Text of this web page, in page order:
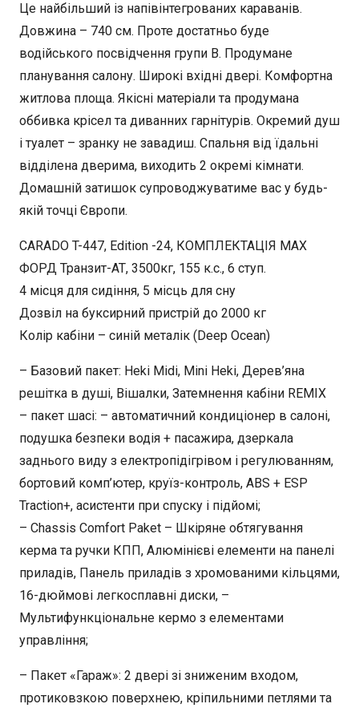
Це найбільший із напівінтегрованих караванів.
Довжина – 740 см. Проте достатньо буде
водійського посвідчення групи В. Продумане
планування салону. Широкі вхідні двері. Комфортна
житлова площа. Якісні матеріали та продумана
оббивка крісел та диванних гарнітурів. Окремий душ
і туалет – зранку не завадиш. Спальня від їдальні
відділена дверима, виходить 2 окремі кімнати.
Домашній затишок супроводжуватиме вас у будь-
якій точці Європи.
CARADO T-447, Edition -24, КОМПЛЕКТАЦІЯ MAX
ФОРД Транзит-АТ, 3500кг, 155 к.с., 6 ступ.
4 місця для сидіння, 5 місць для сну
Дозвіл на буксирний пристрій до 2000 кг
Колір кабіни – синій металік (Deep Ocean)
– Базовий пакет: Heki Midi, Mini Heki, Дерев’яна
решітка в душі, Вішалки, Затемнення кабіни REMIX
– пакет шасі: – автоматичний кондиціонер в салоні,
подушка безпеки водія + пасажира, дзеркала
заднього виду з електропідігрівом і регулюванням,
бортовий комп’ютер, круїз-контроль, ABS + ESP
Traction+, асистенти при спуску і підйомі;
– Chassis Comfort Paket – Шкіряне обтягування
керма та ручки КПП, Алюмінієві елементи на панелі
приладів, Панель приладів з хромованими кільцями,
16-дюймові легкосплавні диски, –
Мультифункціональне кермо з елементами
управління;
– Пакет «Гараж»: 2 двері зі зниженим входом,
протиковзкою поверхнею, кріпильними петлями та